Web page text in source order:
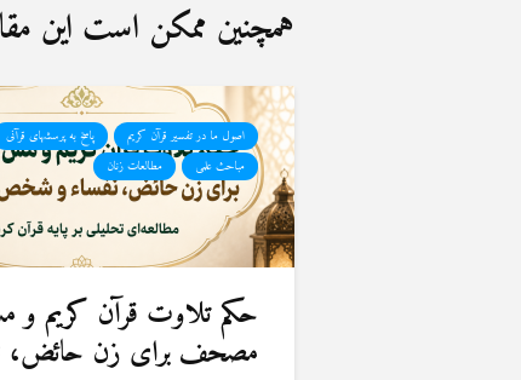
همچنین ممکن است این
اصول ما در تفسیر قرآن کریم پاسخ به پرسشهای قرآنی
مباحث علمی
مطالعات زنان
حكم تلاوت قرآن كريم
مصحف برای زن حائض،